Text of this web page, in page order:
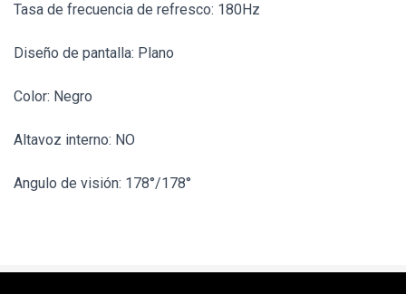
Tasa de frecuencia de refresco: 180Hz
Diseño de pantalla: Plano
Color: Negro
Altavoz interno: NO
Angulo de visión: 178°/178°